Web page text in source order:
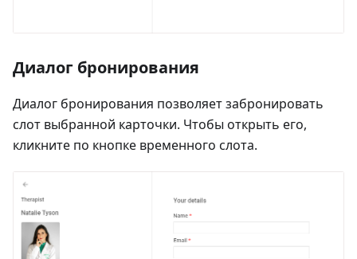
Диалог бронирования
Диалог бронирования позволяет забронировать
слот выбранной карточки. Чтобы открыть его,
кликните по кнопке временного слота.